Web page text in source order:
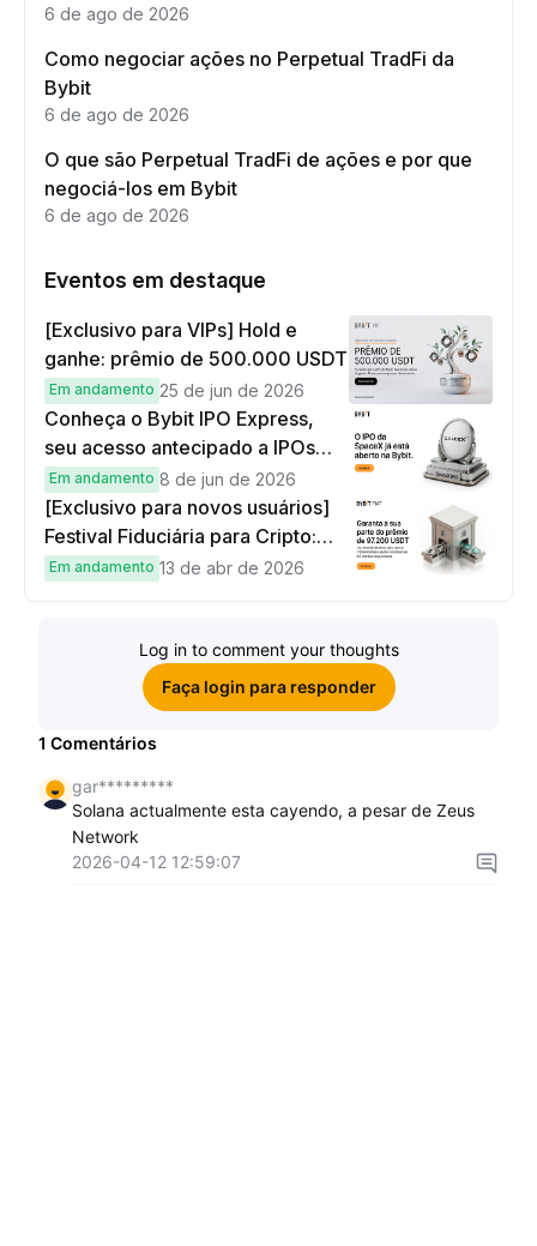
6 de ago de 2026
Como negociar ações no Perpetual TradFi da
Bybit
6 de ago de 2026
O que são Perpetual TradFi de ações e por que
negociá-los em Bybit
6 de ago de 2026
Eventos em destaque
[Exclusivo para VIPs] Hold e
ganhe: prêmio de 500.000 USDT
Em andamento 25 de jun de 2026
Conheça o Bybit IPO Express,
seu acesso antecipado a IPOs
globais
Em andamento 8 de jun de 2026
[Exclusivo para novos usuários]
Festival Fiduciária para Cripto:
complete tarefas simples e
Em andamento 13 de abr de 2026
Log in to comment your thoughts
Faça login para responder
1 Comentários
gar*********
Solana actualmente esta cayendo, a pesar de Zeus
Network
2026-04-12 12:59:07